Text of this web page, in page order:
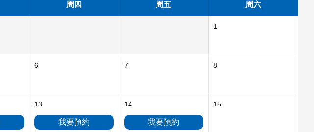
周四 周五 周六
1
6 7 8
13 14 15
我要預約 我要預約